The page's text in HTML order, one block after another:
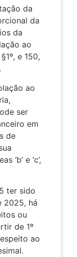
da
da
da
ao
e 150,
ao
ser
em
de
‘b’ e ‘c’,
ter sido
2025, há
ou
de 1º
ao